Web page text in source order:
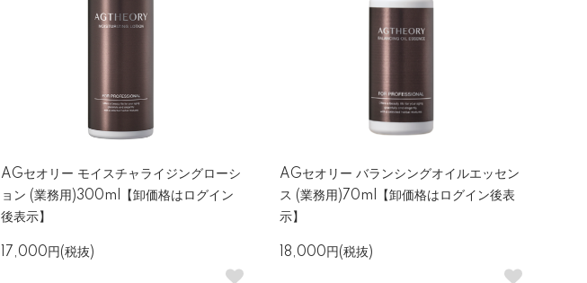
AGセオリー モイスチャライジングローシ
ョン (業務用)300ml【卸価格はログイン
後表示】
17,000円(税抜)
AGセオリー バランシングオイルエッセン
ス (業務用)70ml【卸価格はログイン後表
示】
18,000円(税抜)